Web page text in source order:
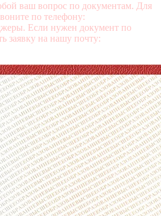
ваш вопрос по документам. Для
по телефону:
Если нужен документ по
заявку на нашу почту: